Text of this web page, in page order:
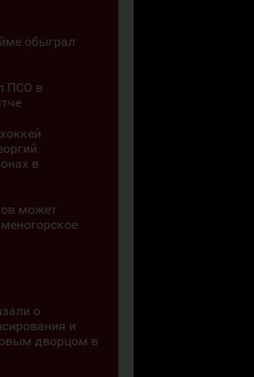
обыграл
ПСО в
в
может
о
и
дворцом в